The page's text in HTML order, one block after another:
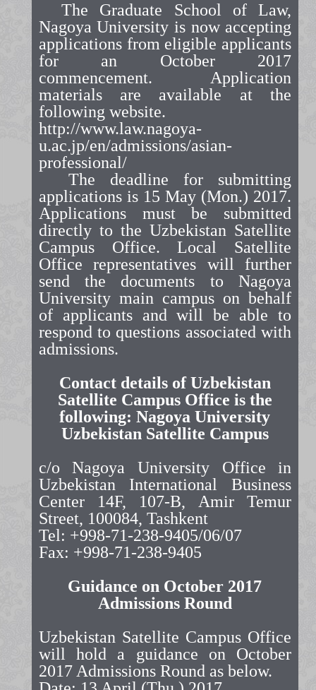
The Graduate School of Law,
Nagoya University is now accepting
applications from eligible applicants
for an October 2017
commencement. Application
materials are available at the
following website.
http://www.law.nagoya-
u.ac.jp/en/admissions/asian-
professional/
The deadline for submitting
applications is 15 May (Mon.) 2017.
Applications must be submitted
directly to the Uzbekistan Satellite
Campus Office. Local Satellite
Office representatives will further
send the documents to Nagoya
University main campus on behalf
of applicants and will be able to
respond to questions associated with
admissions.
Contact details of Uzbekistan
Satellite Campus Office is the
following: Nagoya University
Uzbekistan Satellite Campus
c/o Nagoya University Office in
Uzbekistan International Business
Center 14F, 107-B, Amir Temur
Street, 100084, Tashkent
Tel: +998-71-238-9405/06/07
Fax: +998-71-238-9405
Guidance on October 2017
Admissions Round
Uzbekistan Satellite Campus Office
will hold a guidance on October
2017 Admissions Round as below.